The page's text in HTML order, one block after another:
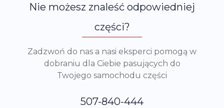
Nie możesz znaleść odpowiedniej
części?
Zadzwoń do nas a nasi eksperci pomogą w
dobraniu dla Ciebie pasujących do
Twojego samochodu części
507-840-444